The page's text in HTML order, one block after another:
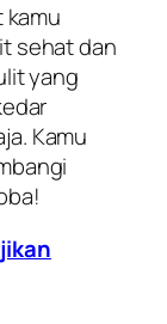
sehat dan
yang
Kamu